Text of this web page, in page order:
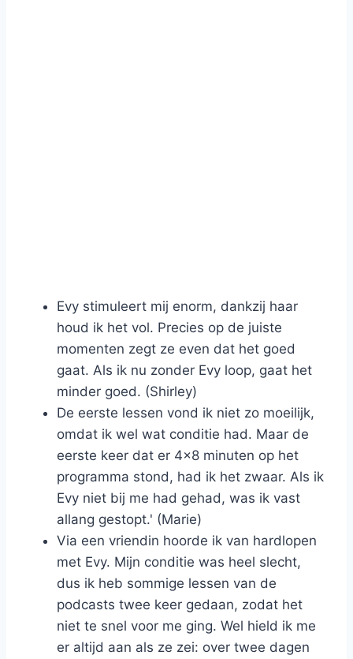
Evy stimuleert mij enorm, dankzij haar
houd ik het vol. Precies op de juiste
momenten zegt ze even dat het goed
gaat. Als ik nu zonder Evy loop, gaat het
minder goed. (Shirley)
De eerste lessen vond ik niet zo moeilijk,
omdat ik wel wat conditie had. Maar de
eerste keer dat er 4x8 minuten op het
programma stond, had ik het zwaar. Als ik
Evy niet bij me had gehad, was ik vast
allang gestopt.' (Marie)
Via een vriendin hoorde ik van hardlopen
met Evy. Mijn conditie was heel slecht,
dus ik heb sommige lessen van de
podcasts twee keer gedaan, zodat het
niet te snel voor me ging. Wel hield ik me
er altijd aan als ze zei: over twee dagen